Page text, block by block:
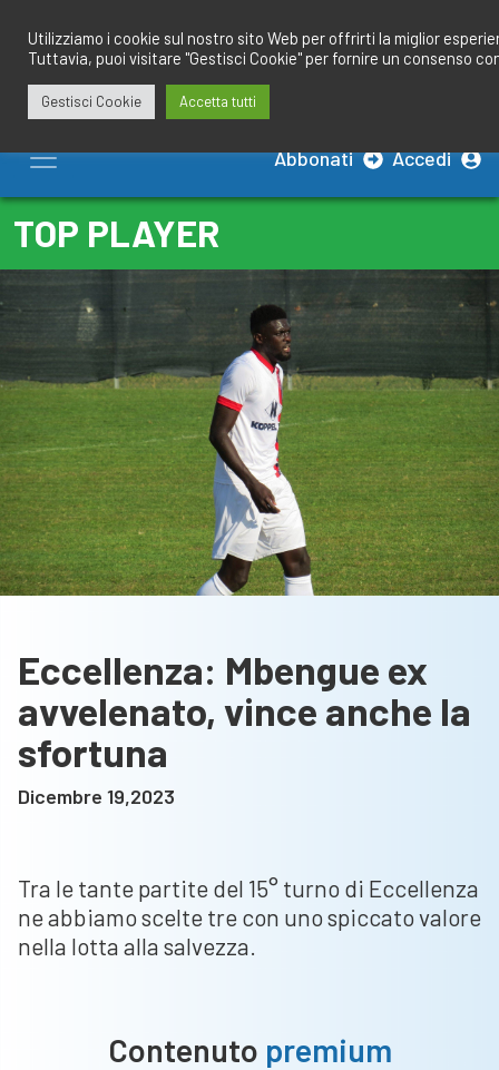
contenuto
Abbonati Accedi
TOP PLAYER
Eccellenza: Mbengue ex
avvelenato, vince anche la
sfortuna
Dicembre 19,2023
Tra le tante partite del 15° turno di Eccellenza
ne abbiamo scelte tre con uno spiccato valore
nella lotta alla salvezza.
Contenuto premium
Utilizziamo i cookie sul nostro sito Web per offrirti la miglior
Tuttavia, puoi visitare "Gestisci Cookie" per fornire un consenso
Gestisci Cookie Accetta tutti